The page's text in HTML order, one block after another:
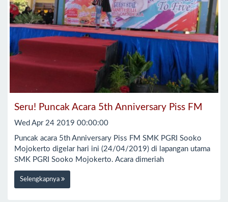
Seru! Puncak Acara 5th Anniversary Piss FM
Wed Apr 24 2019 00:00:00
Puncak acara 5th Anniversary Piss FM SMK PGRI Sooko
Mojokerto digelar hari ini (24/04/2019) di lapangan utama
SMK PGRI Sooko Mojokerto. Acara dimeriah
Selengkapnya